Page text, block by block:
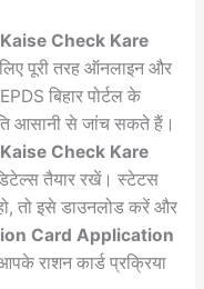
Check Kare
लिए पूरी तरह ऑनलाइन और
बिहार पोर्टल के
आसानी से जांच सकते हैं।
Check Kare
तैयार रखें। स्टेटस
तो इसे डाउनलोड करें और
Card Application
राशन कार्ड प्रक्रिया